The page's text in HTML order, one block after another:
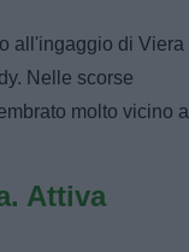
all'ingaggio di Viera
Nelle scorse
molto vicino al
Attiva